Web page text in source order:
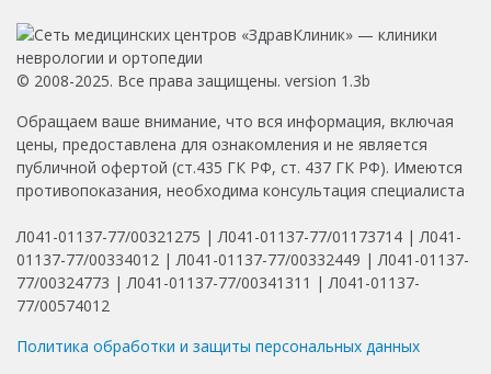
© 2008-2025. Все права защищены. version 1.3b
Обращаем ваше внимание, что вся информация, включая
цены, предоставлена для ознакомления и не является
публичной офертой (ст.435 ГК РФ, ст. 437 ГК РФ). Имеются
противопоказания, необходима консультация специалиста
Л041-01137-77/00321275 | Л041-01137-77/01173714 | Л041-
01137-77/00334012 | Л041-01137-77/00332449 | Л041-01137-
77/00324773 | Л041-01137-77/00341311 | Л041-01137-
77/00574012
Политика обработки и защиты персональных данных